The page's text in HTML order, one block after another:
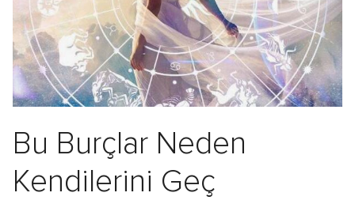
Bu Burçlar Neden
Kendilerini Geç